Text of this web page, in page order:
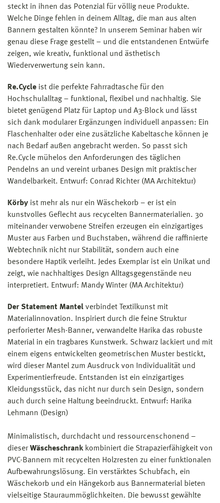
steckt in ihnen das Potenzial für völlig neue Produkte.
Welche Dinge fehlen in deinem Alltag, die man aus alten
Bannern gestalten könnte? In unserem Seminar haben wir
genau diese Frage gestellt – und die entstandenen Entwürfe
zeigen, wie kreativ, funktional und ästhetisch
Wiederverwertung sein kann.
Re.Cycle ist die perfekte Fahrradtasche für den
Hochschulalltag – funktional, flexibel und nachhaltig. Sie
bietet genügend Platz für Laptop und A3-Block und lässt
sich dank modularer Ergänzungen individuell anpassen: Ein
Flaschenhalter oder eine zusätzliche Kabeltasche können je
nach Bedarf außen angebracht werden. So passt sich
Re.Cycle mühelos den Anforderungen des täglichen
Pendelns an und vereint urbanes Design mit praktischer
Wandelbarkeit. Entwurf: Conrad Richter (MA Architektur)
Körby ist mehr als nur ein Wäschekorb – er ist ein
kunstvolles Geflecht aus recycelten Bannermaterialien. 30
miteinander verwobene Streifen erzeugen ein einzigartiges
Muster aus Farben und Buchstaben, während die raffinierte
Webtechnik nicht nur Stabilität, sondern auch eine
besondere Haptik verleiht. Jedes Exemplar ist ein Unikat und
zeigt, wie nachhaltiges Design Alltagsgegenstände neu
interpretiert. Entwurf: Mandy Winter (MA Architektur)
Der Statement Mantel verbindet Textilkunst mit
Materialinnovation. Inspiriert durch die feine Struktur
perforierter Mesh-Banner, verwandelte Harika das robuste
Material in ein tragbares Kunstwerk. Schwarz lackiert und mit
einem eigens entwickelten geometrischen Muster bestickt,
wird dieser Mantel zum Ausdruck von Individualität und
Experimentierfreude. Entstanden ist ein einzigartiges
Kleidungsstück, das nicht nur durch sein Design, sondern
auch durch seine Haltung beeindruckt. Entwurf: Harika
Lehmann (Design)
Minimalistisch, durchdacht und ressourcenschonend –
dieserWäscheschrank kombiniert die Strapazierfähigkeit von
PVC-Bannern mit recycelten Holzresten zu einer funktionalen
Aufbewahrungslösung. Ein verstärktes Schubfach, ein
Wäschekorb und ein Hängekorb aus Bannermaterial bieten
vielseitige Stauraummöglichkeiten. Die bewusst gewählte